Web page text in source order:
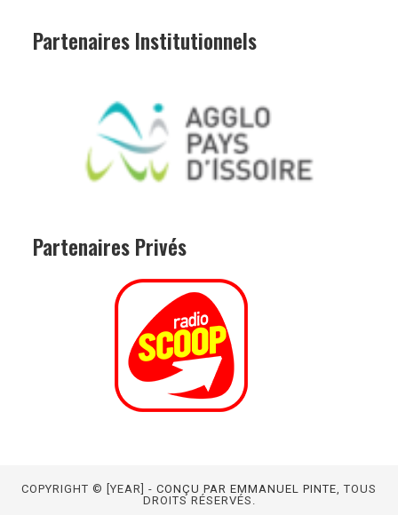
Partenaires Institutionnels
Partenaires Privés
COPYRIGHT © [YEAR] - CONÇU PAR EMMANUEL PINTE, TOUS
DROITS RÉSERVÉS.